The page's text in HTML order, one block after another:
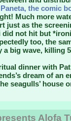
the comic
Much more
just as the
did not hit but
too, the
a big wave, killing
dinner with
dream of an
seagulls’ house
Alofa